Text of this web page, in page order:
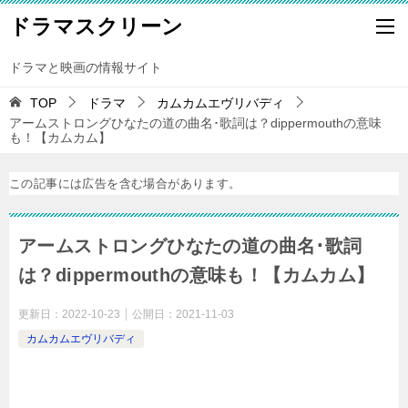
ドラマスクリーン
ドラマと映画の情報サイト
TOP ドラマ
カムカムエヴリバディ
アームストロングひなたの道の曲名･歌詞は？dippermouthの意味
も！【カムカム】
この記事には広告を含む場合があります。
アームストロングひなたの道の曲名･歌詞
は？dippermouthの意味も！【カムカム】
更新日： 2022-10-23 公開日： 2021-11-03
カムカムエヴリバディ